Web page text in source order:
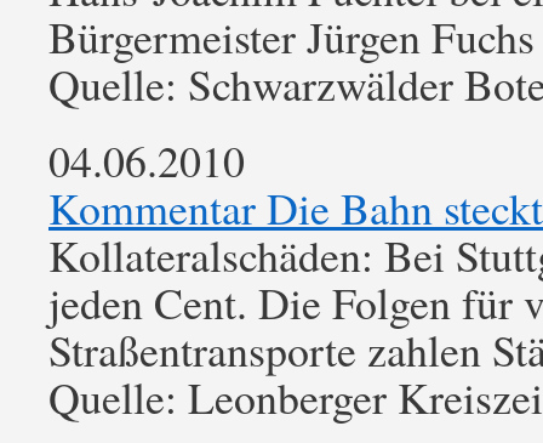
Bürgermeister Jürgen
Quelle: Schwarzwälder
04.06.2010
Kommentar Die Bahn
Kollateralschäden: Bei
jeden Cent. Die Folgen für
Straßentransporte zahlen
Quelle: Leonberger